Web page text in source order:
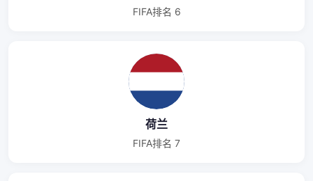
FIFA排名 6
荷兰
FIFA排名 7